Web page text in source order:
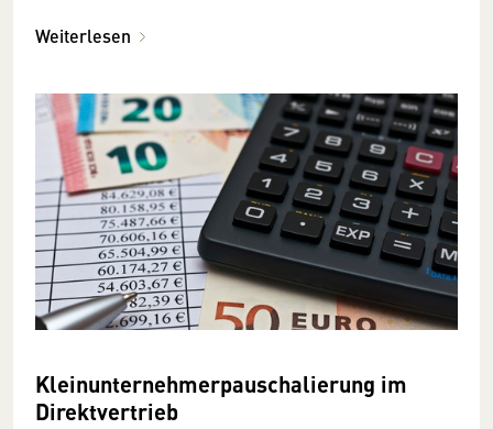
Weiterlesen
Kleinunternehmerpauschalierung im
Direktvertrieb